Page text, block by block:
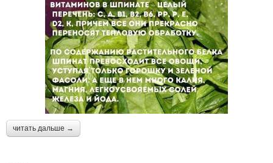
читать дальше →